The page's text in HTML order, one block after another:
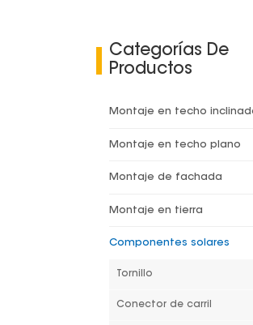
Categorías De
Productos
Montaje en techo
Montaje en techo plano
Montaje de fachada
Montaje en tierra
Componentes solares
Tornillo
Conector de carril